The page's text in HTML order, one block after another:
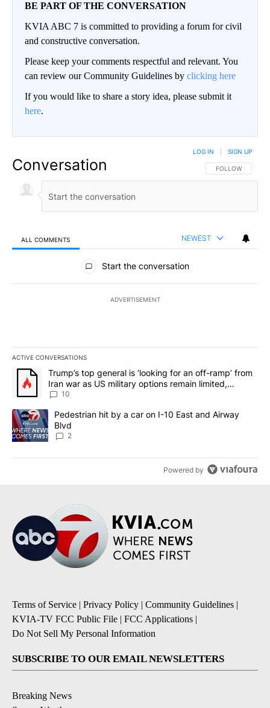
BE PART OF THE CONVERSATION
KVIA ABC 7 is committed to providing a forum for civil
and constructive conversation.
Please keep your comments respectful and relevant. You
can review our Community Guidelines by clicking here
If you would like to share a story idea, please submit it
here.
Conversation FOLLOW THIS
FOLLOW
LOG IN SIGN UP
ALL COMMENTS NEWEST
All Comments
Start the conversation
ADVERTISEMENT
ACTIVE CONVERSATIONS
The following is a list of the most commented articles in the last
A trending article titled "Trump’s top general is ‘looking for an
Trump’s top general is ‘looking for an off-ramp’ from
Iran war as US military options remain limited,
sources say
10
A trending article titled "Pedestrian hit by a car on I-10 East and
Pedestrian hit by a car on I-10 East and Airway
Blvd
2
Powered by
Terms of Service | Privacy Policy | Community Guidelines |
KVIA-TV FCC Public File | FCC Applications |
Do Not Sell My Personal Information
SUBSCRIBE TO OUR EMAIL NEWSLETTERS
Breaking News